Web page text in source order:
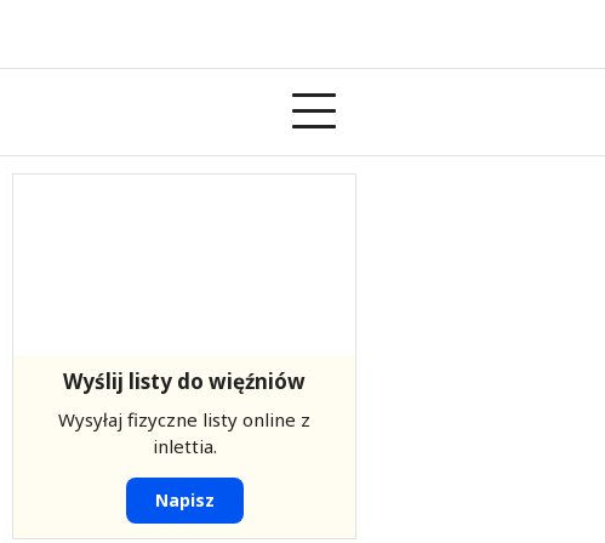
Wyślij listy do więźniów
Wysyłaj fizyczne listy online z
inlettia.
Napisz